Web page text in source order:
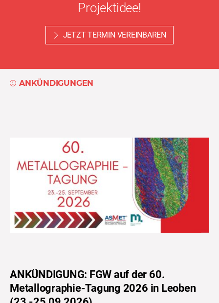
Projektidee!
JETZT TERMIN VEREINBAREN
ANKÜNDIGUNGEN
ANKÜNDIGUNG: FGW auf der 60.
Metallographie-Tagung 2026 in Leoben